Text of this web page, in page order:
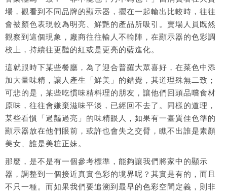
場，觀看到不同品牌的顯示器，擺在一起輸出比較時，往往
會被顏色表現較為明亮、鮮艷的產品所吸引。賣場人員既然
觀察到這個現象，廠商往往輸人不輸陣，在顯示器的色彩調
校上，持續往更豔的紅或是更亮的藍進化。
這就跟時下某些餐廳，為了迎合普羅大眾喜好，在菜色中添
加大量味精，讓人產生「鮮美」的錯覺，其道理殊無二致；
可悲的是，某些吃慣味精料理的朋友，讓他們回頭品嚐食材
原味，往往會嫌棄滋味平淡，已經回不去了。同樣的道理，
某些看慣「過豔過亮」的味精眼人，如果有一臺質佳色準的
顯示器放在他們眼前，或許也會失之交臂，瞧不出誰是素顏
美女、誰是美粧正妹。
那麼，是不是有一個參考標準，能夠讓我們將家中的顯示
器，調整到一個接近真實色彩的境界呢？其實是有的，而且
不只一種。而如果我們要追溯到最早的色彩空間定義，則非